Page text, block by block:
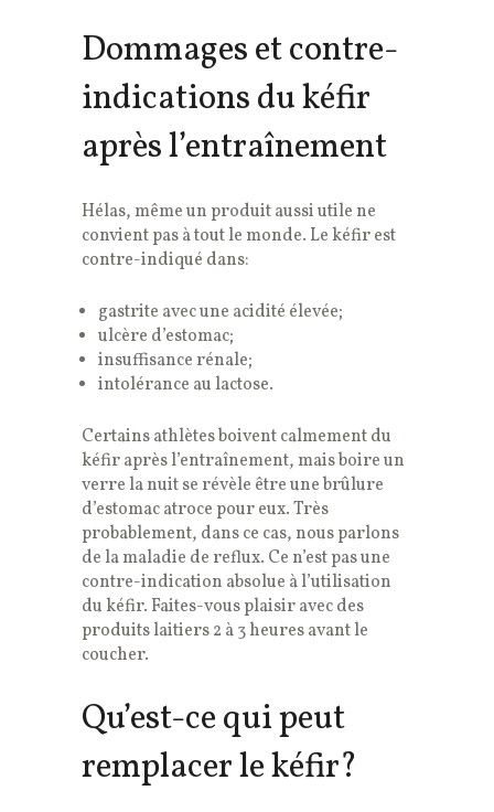
Dommages et contre-
indications du kéfir
après l’entraînement
Hélas, même un produit aussi utile ne
convient pas à tout le monde. Le kéfir est
contre-indiqué dans:
gastrite avec une acidité élevée;
ulcère d’estomac;
insuffisance rénale;
intolérance au lactose.
Certains athlètes boivent calmement du
kéfir après l’entraînement, mais boire un
verre la nuit se révèle être une brûlure
d’estomac atroce pour eux. Très
probablement, dans ce cas, nous parlons
de la maladie de reflux. Ce n’est pas une
contre-indication absolue à l’utilisation
du kéfir. Faites-vous plaisir avec des
produits laitiers 2 à 3 heures avant le
coucher.
Qu’est-ce qui peut
remplacer le kéfir?